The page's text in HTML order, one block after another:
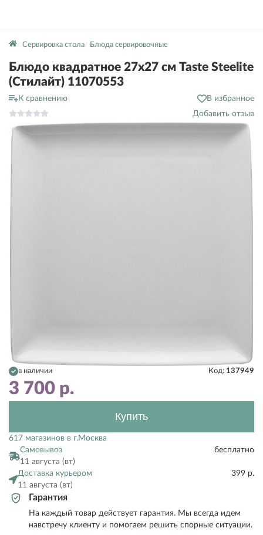
Сервировка стола Блюда сервировочные
Блюдо квадратное 27х27 см Taste Steelite
(Стилайт) 11070553
К сравнению
В избранное
Добавить отзыв
в наличии Код: 137949
3 700 р.
Купить
617 магазинов в г.Москва
Самовывоз
11 августа (вт)
бесплатно
Доставка курьером
11 августа (вт)
399 р.
Гарантия
На каждый товар действует гарантия. Мы всегда идем
навстречу клиенту и помогаем решить спорные ситуации.